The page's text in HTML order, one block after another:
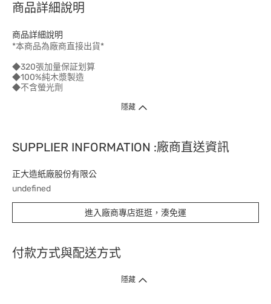
商品詳細說明
商品詳細說明
*本商品為廠商直接出貨*
◆320張加量保証划算
◆100%純木漿製造
◆不含螢光劑
隱藏
SUPPLIER INFORMATION :廠商直送資訊
正大造紙廠股份有限公
undefined
進入廠商專店逛逛，湊免運
付款方式與配送方式
隱藏